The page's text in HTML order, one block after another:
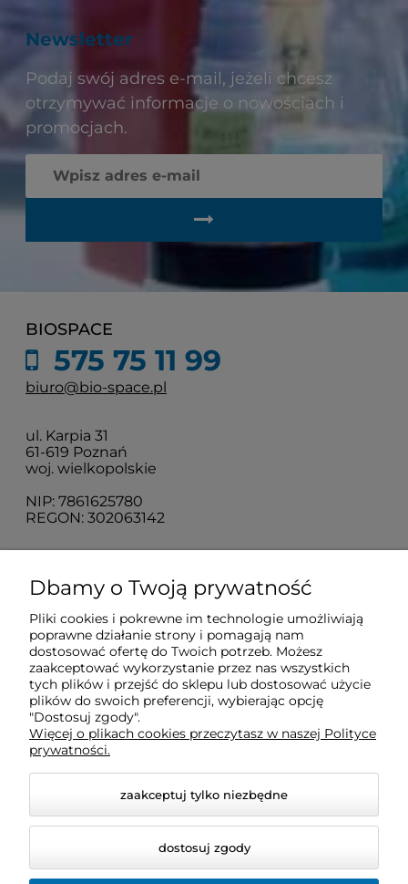
Newsletter
Podaj swój adres e-mail, jeżeli chcesz
otrzymywać informacje o nowościach i
promocjach.
BIOSPACE
575 75 11 99
biuro@bio-space.pl
ul. Karpia 31
61-619 Poznań
woj. wielkopolskie
NIP: 7861625780
REGON: 302063142
O nas
Obsługa klienta
Pomoc
Moje konto
Dbamy o Twoją prywatność
Pliki cookies i pokrewne im technologie umożliwiają
poprawne działanie strony i pomagają nam
dostosować ofertę do Twoich potrzeb. Możesz
zaakceptować wykorzystanie przez nas wszystkich
tych plików i przejść do sklepu lub dostosować użycie
plików do swoich preferencji, wybierając opcję
"Dostosuj zgody".
Więcej o plikach cookies przeczytasz w naszej Polityce
prywatności.
zaakceptuj tylko niezbędne
dostosuj zgody